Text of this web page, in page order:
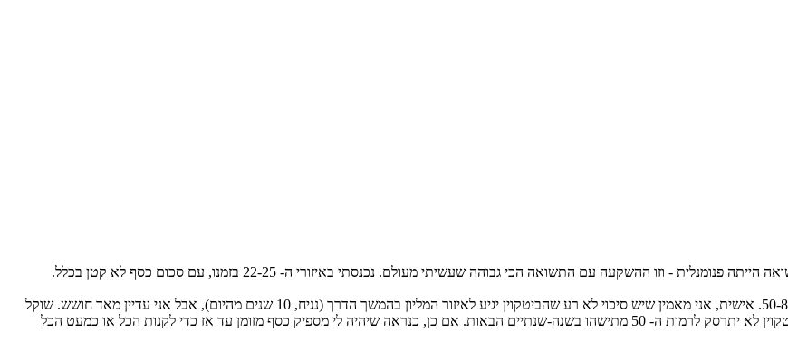
אם ההיסטוריה תמשיך במעגלים של 4 שנים, 2026 מסמנת שנת קריסה של 50-80%. אישית, אני מאמין שיש סיכוי לא רע שהביטקוין יגיע לאיזור המליון בהמשך הדרך (נניח, 10 שנים מהיום), אבל אני עדיין מאד חושש. שוקל
למכור את התיק ולהעביר למדדים, אבל אז גם מסכן ״לצאת מהמשחק״ אם הביטקוין לא יתרסק לרמות ה- 50 מתישהו בשנה-שנתיים הבאות. אם כן, כנראה שיהיה לי מספיק כסף מזומן עד אז כדי לקנות הכל או כמעט הכל